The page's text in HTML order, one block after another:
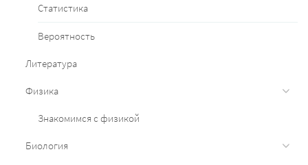
Статистика
Вероятность
Литература
Физика
Знакомимся с физикой
Биология